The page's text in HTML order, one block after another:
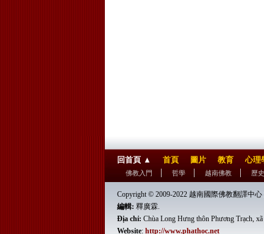
回首頁 ▲ 首頁 圖片 教育 心理
佛教入門 哲學 越南佛教 歷史
Copyright © 2009-2022 越南國際佛教翻譯中心
編輯: 釋廣霖.
Địa chỉ: Chùa Long Hưng thôn Phương Trạch,
Website: http://www.phathoc.net